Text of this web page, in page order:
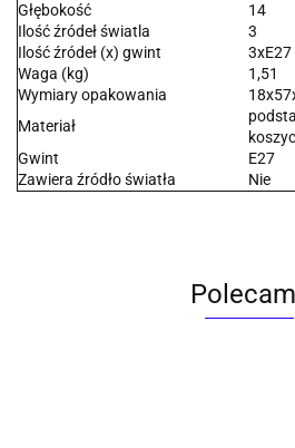
Głębokość
14
Ilość źródeł światla
3
Ilość źródeł (x) gwint
3xE27
Waga (kg)
1,51
Wymiary opakowania
Materiał
Gwint
E27
Zawiera źródło światła
Nie